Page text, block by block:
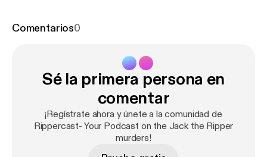
Comentarios0
Sé la primera persona en
comentar
¡Regístrate ahora y únete a la comunidad de
Rippercast- Your Podcast on the Jack the Ripper
murders!